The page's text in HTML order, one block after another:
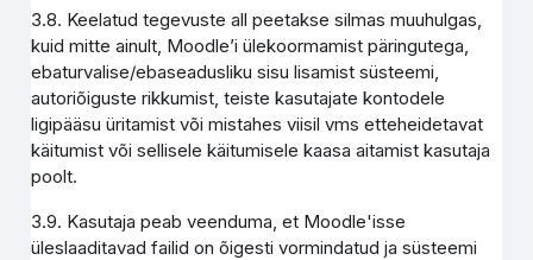
3.8. Keelatud tegevuste all peetakse silmas muuhulgas,
kuid mitte ainult, Moodle’i ülekoormamist päringutega,
ebaturvalise/ebaseadusliku sisu lisamist süsteemi,
autoriõiguste rikkumist, teiste kasutajate kontodele
ligipääsu üritamist või mistahes viisil vms etteheidetavat
käitumist või sellisele käitumisele kaasa aitamist kasutaja
poolt.
3.9. Kasutaja peab veenduma, et Moodle'isse
üleslaaditavad failid on õigesti vormindatud ja süsteemi